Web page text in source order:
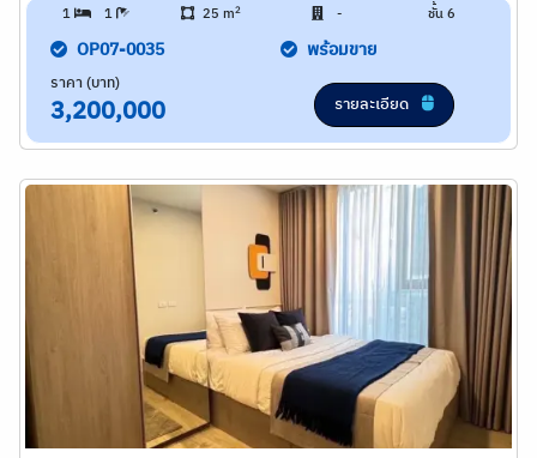
1 1 25 m2 - ชั้น 6
OP07-0035 พร้อมขาย
ราคา (บาท)
3,200,000 รายละเอียด